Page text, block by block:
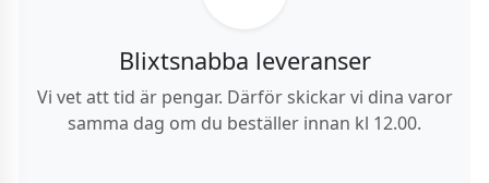
Blixtsnabba leveranser
Vi vet att tid är pengar. Därför skickar vi dina varor
samma dag om du beställer innan kl 12.00.